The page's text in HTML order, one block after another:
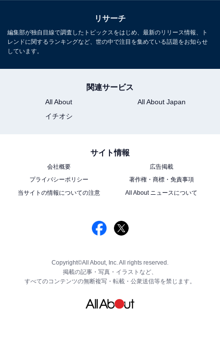
リサーチ
編集部が独自目線で調査したトピックスをはじめ、最新のリリース情報、ト
レンドに関するランキングなど、世の中で注目を集めている話題をお知らせ
しています。
関連サービス
All About
All About Japan
イチオシ
サイト情報
会社概要
広告掲載
プライバシーポリシー
著作権・商標・免責事項
当サイトの情報についての注意
All About ニュースについて
Copyright©All About, Inc. All rights reserved.
掲載の記事・写真・イラストなど、
すべてのコンテンツの無断複写・転載・公衆送信等を禁じます。